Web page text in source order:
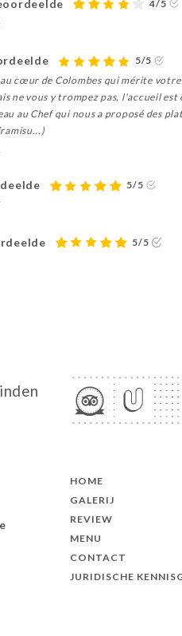
4/5
5/5
cœur de Colombes qui mérite votre
ne vous y trompez pas, l'accueil
au Chef qui nous a proposé des
5/5
5/5
HOME
GALERIJ
REVIEW
MENU
CONTACT
JURIDISCHE